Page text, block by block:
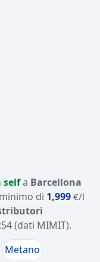
selfa Barcellona
di 1,999 €/l
(dati MIMIT).
Metano